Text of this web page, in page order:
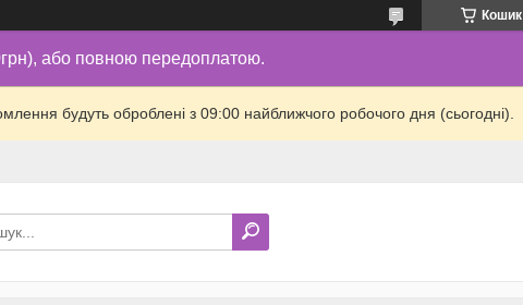
Кошик
або повною передоплатою.
будуть оброблені з 09:00 найближчого робочого дня (сьогодні).